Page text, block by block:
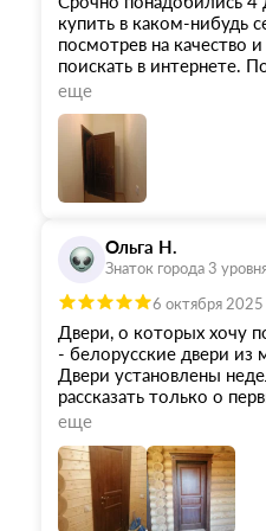
купить в каком-нибудь
посмотрев на качество
поискать в интернете.
качество выбрали и
что были в наличии.
Заказ привезли чётко в
Евгений и Алексей - за
двери. Судя по набору
они привезли с собой -
Из недостатков - чат в
непонятно: то ли твоё
ли нет.
В целом могу
еще
Ольга Н.
Знаток города 3
6 октября 2025
Двери, о которых хочу
- белорусские двери из
Двери установлены
рассказать только о
что это превзошло все
очень красивые двери
оценки заслуживает
заказа, изготовления и
огромная
еще